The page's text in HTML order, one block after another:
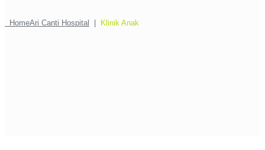
HomeAri Canti Hospital Klinik Anak